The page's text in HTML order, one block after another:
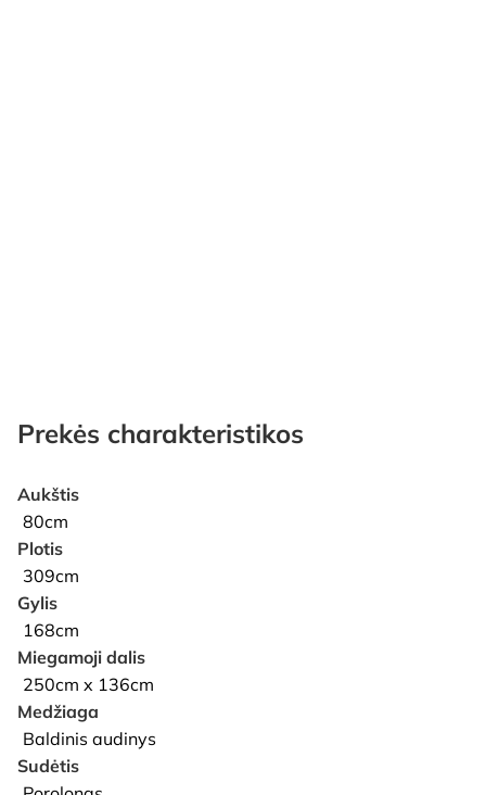
Prekės charakteristikos
Aukštis
80cm
Plotis
309cm
Gylis
168cm
Miegamoji dalis
250cm x 136cm
Medžiaga
Baldinis audinys
Sudėtis